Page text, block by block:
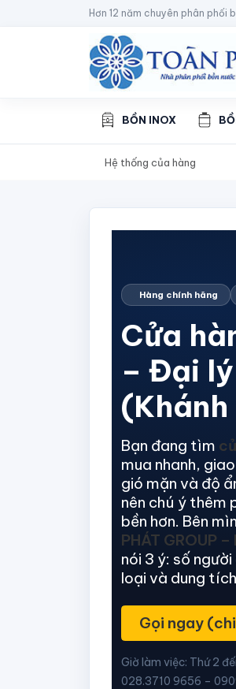
Hơn 12 năm chuyên phân
BỒN INOX
Hệ thống của hàng
Hàng chính hãng
Cửa
– Đại
Bạn đang tìm
mua nhanh,
gió mặn và độ
nên chú ý thêm
bền hơn. Bên
PHÁT GROUP
nói 3 ý: số
loại và dung
Gọi ngay
Giờ làm việc: Thứ 2
028.3710 9656 –